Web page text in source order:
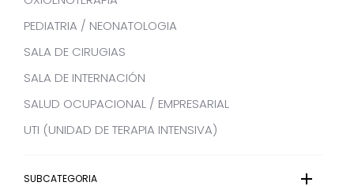
PEDIATRIA / NEONATOLOGIA
SALA DE CIRUGIAS
SALA DE INTERNACIÓN
SALUD OCUPACIONAL / EMPRESARIAL
UTI (UNIDAD DE TERAPIA INTENSIVA)
SUBCATEGORIA